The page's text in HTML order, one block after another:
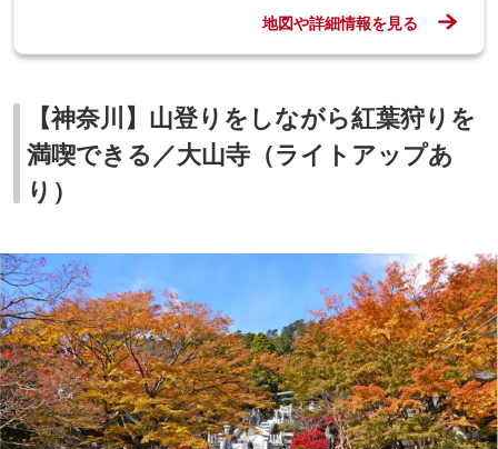
地図や詳細情報を見る
【神奈川】山登りをしながら紅葉狩りを
満喫できる／大山寺（ライトアップあ
り）